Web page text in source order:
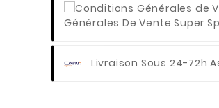
Générales De Vente Super
Livraison Sous 24-72h